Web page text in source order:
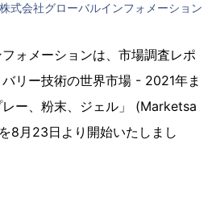
株式会社グローバルインフォメーション
ォメーションは、市場調査レポ
リー技術の世界市場 - 2021年ま
ー、粉末、ジェル」 (Marketsa
8月23日より開始いたしまし